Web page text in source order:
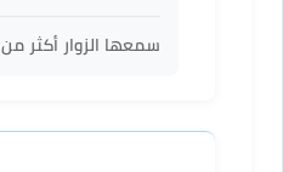
سمعها الزوار أكثر من